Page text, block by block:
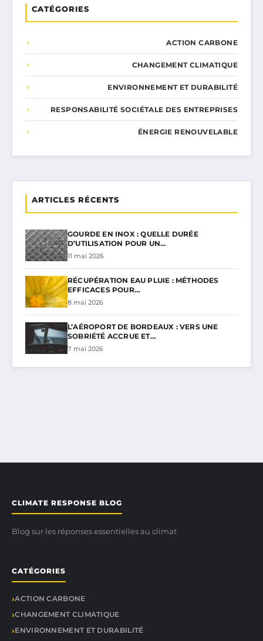
CATÉGORIES
ACTION CARBONE
CHANGEMENT CLIMATIQUE
ENVIRONNEMENT ET DURABILITÉ
RESPONSABILITÉ SOCIÉTALE DES ENTREPRISES
ÉNERGIE RENOUVELABLE
ARTICLES RÉCENTS
GOURDE EN INOX : QUELLE DURÉE
D’UTILISATION POUR UN…
11 mai 2026
RÉCUPÉRATION EAU PLUIE : MÉTHODES
EFFICACES POUR…
8 mai 2026
L’AÉROPORT DE BORDEAUX : VERS UNE
SOBRIÉTÉ ACCRUE ET…
7 mai 2026
CLIMATE RESPONSE BLOG
Blog sur les réponses essentielles au climat
CATÉGORIES
ACTION CARBONE
CHANGEMENT CLIMATIQUE
ENVIRONNEMENT ET DURABILITÉ